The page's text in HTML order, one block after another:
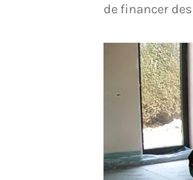
de financer